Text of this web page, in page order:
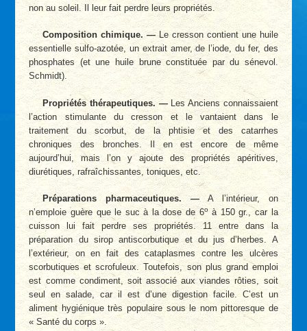
non au soleil. Il leur fait perdre leurs propriétés.
Composition chimique. — Le cresson contient une huile
essentielle sulfo-azotée, un extrait amer, de l’iode, du fer, des
phosphates (et une huile brune constituée par du sénevol.
Schmidt).
Propriétés thérapeutiques. —Les Anciens connaissaient
l’action stimulante du cresson et le vantaient dans le
traitement du scorbut, de la phtisie et des catarrhes
chroniques des bronches. Il en est encore de même
aujourd’hui, mais l’on y ajoute des propriétés apéritives,
diurétiques, rafraîchissantes, toniques, etc.
Préparations pharmaceutiques. —A l’intérieur, on
n’emploie guère que le suc à la dose de 6oà 150 gr., car la
cuisson lui fait perdre ses propriétés. 11 entre dans la
préparation du sirop antiscorbutique et du jus d’herbes. A
l’extérieur, on en fait des cataplasmes contre les ulcères
scorbutiques et scrofuleux. Toutefois, son plus grand emploi
est comme condiment, soit associé aux viandes rôties, soit
seul en salade, car il est d’une digestion facile. C’est un
aliment hygiénique très populaire sous le nom pittoresque de
« Santé du corps ».